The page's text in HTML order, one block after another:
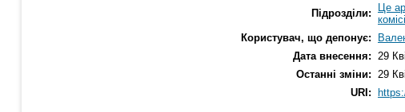
Підрозділи:
Це
Користувач, що депонує:
Дата внесення:
29
Останні зміни:
29
URI: